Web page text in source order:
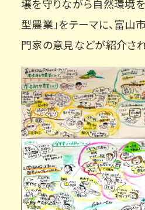
壌を守りながら自然環境
型農業」をテーマに、富山
門家の意見などが紹介され